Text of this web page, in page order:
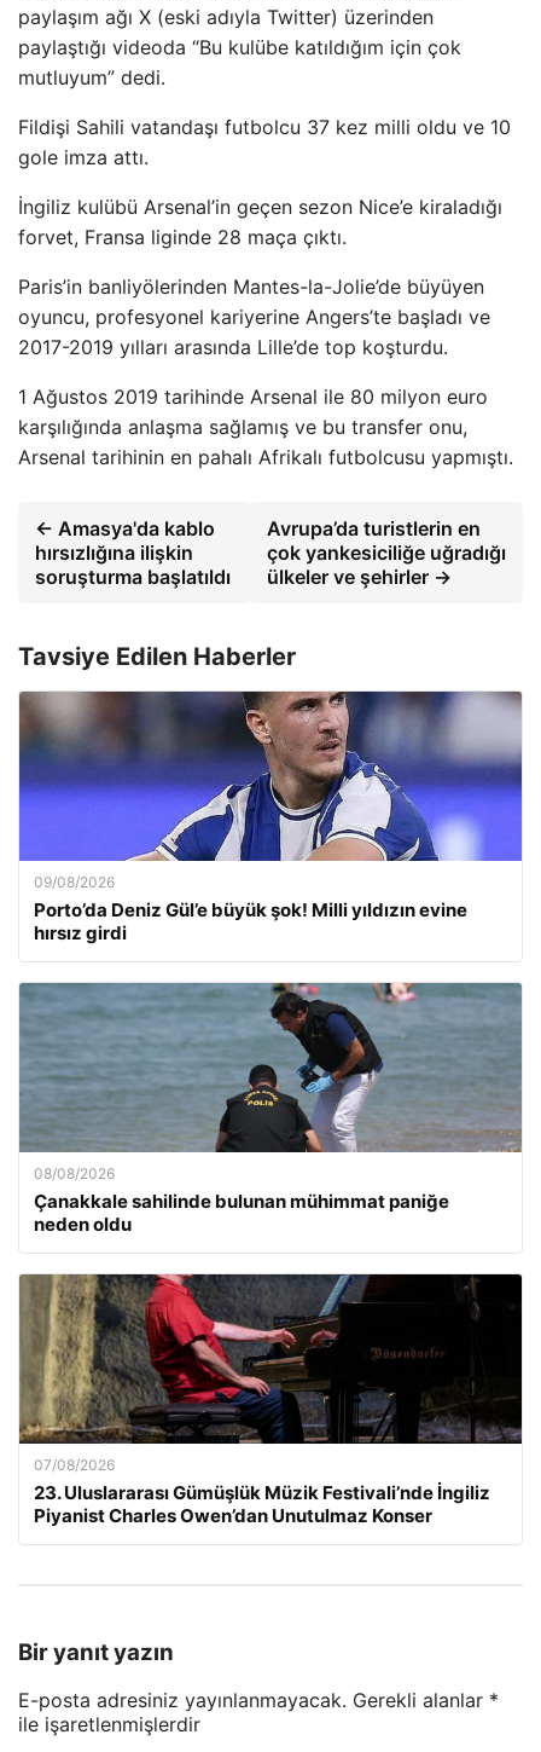
paylaşım ağı X (eski adıyla Twitter) üzerinden
paylaştığı videoda “Bu kulübe katıldığım için çok
mutluyum” dedi.
Fildişi Sahili vatandaşı futbolcu 37 kez milli oldu ve 10
gole imza attı.
İngiliz kulübü Arsenal’in geçen sezon Nice’e kiraladığı
forvet, Fransa liginde 28 maça çıktı.
Paris’in banliyölerinden Mantes-la-Jolie’de büyüyen
oyuncu, profesyonel kariyerine Angers’te başladı ve
2017-2019 yılları arasında Lille’de top koşturdu.
1 Ağustos 2019 tarihinde Arsenal ile 80 milyon euro
karşılığında anlaşma sağlamış ve bu transfer onu,
Arsenal tarihinin en pahalı Afrikalı futbolcusu yapmıştı.
← Amasya'da kablo
hırsızlığına ilişkin
soruşturma başlatıldı
Avrupa’da turistlerin en
çok yankesiciliğe uğradığı
ülkeler ve şehirler →
Tavsiye Edilen Haberler
09/08/2026
Porto’da Deniz Gül’e büyük şok! Milli yıldızın evine
hırsız girdi
08/08/2026
Çanakkale sahilinde bulunan mühimmat paniğe
neden oldu
07/08/2026
23. Uluslararası Gümüşlük Müzik Festivali’nde İngiliz
Piyanist Charles Owen’dan Unutulmaz Konser
Bir yanıt yazın
E-posta adresiniz yayınlanmayacak. Gerekli alanlar *
ile işaretlenmişlerdir